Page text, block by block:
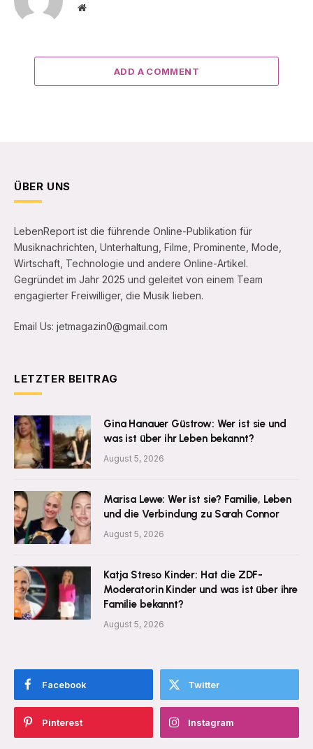
Website
ADD A COMMENT
ÜBER UNS
LebenReport ist die führende Online-Publikation für
Musiknachrichten, Unterhaltung, Filme, Prominente, Mode,
Wirtschaft, Technologie und andere Online-Artikel.
Gegründet im Jahr 2025 und geleitet von einem Team
engagierter Freiwilliger, die Musik lieben.
Email Us: jetmagazin0@gmail.com
LETZTER BEITRAG
Gina Hanauer Güstrow: Wer ist sie und
was ist über ihr Leben bekannt?
August 5, 2026
Marisa Lewe: Wer ist sie? Familie, Leben
und die Verbindung zu Sarah Connor
August 5, 2026
Katja Streso Kinder: Hat die ZDF-
Moderatorin Kinder und was ist über ihre
Familie bekannt?
August 5, 2026
Facebook Twitter
Pinterest Instagram